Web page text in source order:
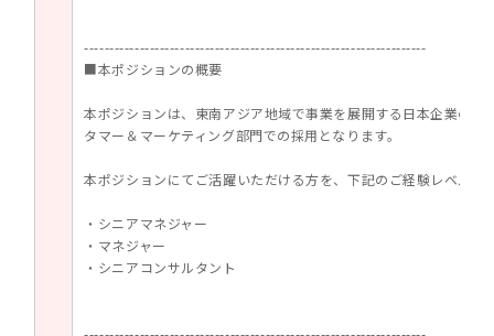
--------------------------------------------------------------------
■本ポジションの概要
本ポジションは、東南アジア地域で事業を展開する日本企業の経
タマー＆マーケティング部門での採用となります。
本ポジションにてご活躍いただける方を、下記のご経験レベル・
・シニアマネジャー
・マネジャー
・シニアコンサルタント